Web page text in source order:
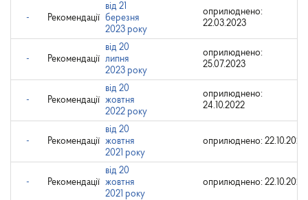
- Рекомендації
від 21
березня
2023 року
оприлюднено:
22.03.2023
- Рекомендації
від 20
липня
2023 року
оприлюднено:
25.07.2023
- Рекомендації
від 20
жовтня
2022 року
оприлюднено:
24.10.2022
- Рекомендації
від 20
жовтня
2021 року
оприлюднено: 22.10.2021
- Рекомендації
від 20
жовтня
2021 року
оприлюднено: 22.10.2021